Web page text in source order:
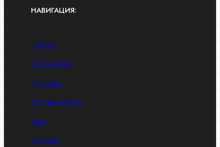
НАВИГАЦИЯ:
Главная
О компании
Доставка
Условия работы
Блог
Контакты